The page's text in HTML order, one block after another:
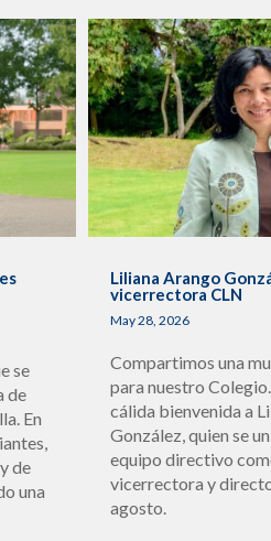
se
de
En
de
una
Liliana Arango
vicerrectora CLN
May 28, 2026
Compartimos una
para nuestro
cálida bienvenida a
González, quien se
equipo directivo
vicerrectora y
agosto.